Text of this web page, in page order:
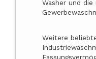
Washer und die
Weitere